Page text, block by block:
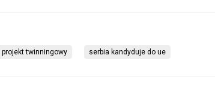
projekt twinningowy serbia kandyduje do ue